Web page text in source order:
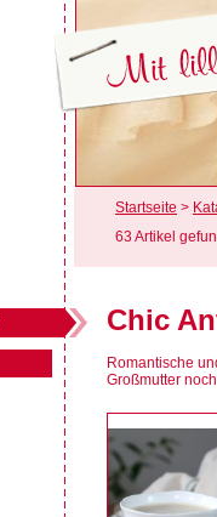
Startseite >
63 Artikel
Chic
Romantische
Großmutter